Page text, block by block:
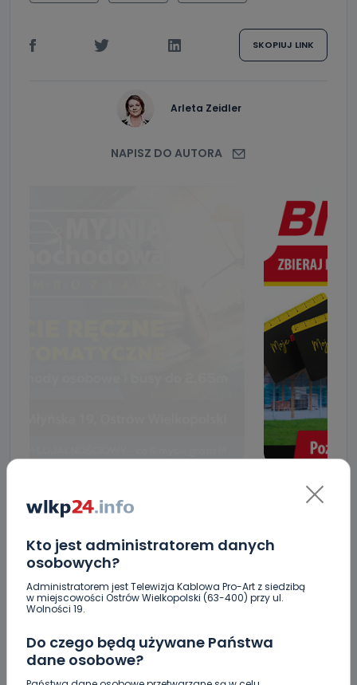
Kto jest administratorem danych
osobowych?
Administratorem jest Telewizja Kablowa Pro-Art z siedzibą
w miejscowości Ostrów Wielkopolski (63-400) przy ul.
Wolności 19.
Do czego będą używane Państwa
dane osobowe?
SKOPIUJ LINK
Arleta Zeidler
NAPISZ DO AUTORA
ZOBACZ TAKŻE
06.08.2026 23:09
Crossfit kolejny raz opanuje
Krotoszyn.…
06.08.2026 20:13
„Niezwykli ludzie, niezwykłe